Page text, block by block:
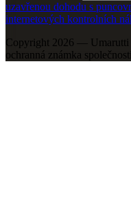
uzavřenou dohodu s
internetových kontrolních
Copyright 2026 — Umarutti
ochranná známka